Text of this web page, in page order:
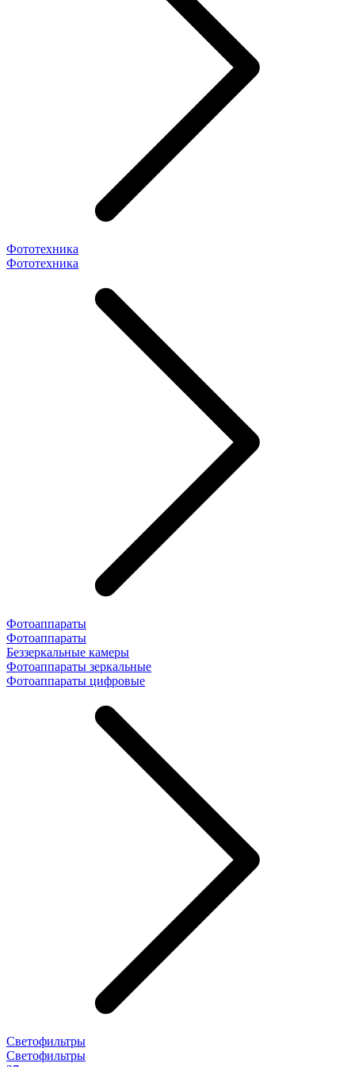
Фототехника
Фототехника
Фотоаппараты
Фотоаппараты
Беззеркальные камеры
Фотоаппараты зеркальные
Фотоаппараты цифровые
Светофильтры
Светофильтры